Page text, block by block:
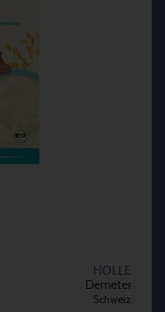
HOLLE
Demeter
Schweiz